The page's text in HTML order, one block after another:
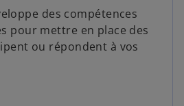
des compétences
pour mettre en place des
ou répondent à vos